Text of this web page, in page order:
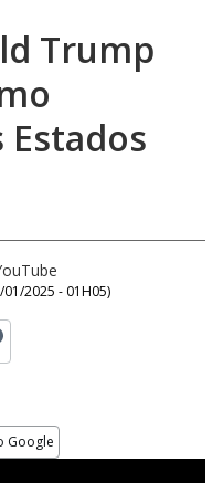
Trump
01/2025 - 01H05)
Google